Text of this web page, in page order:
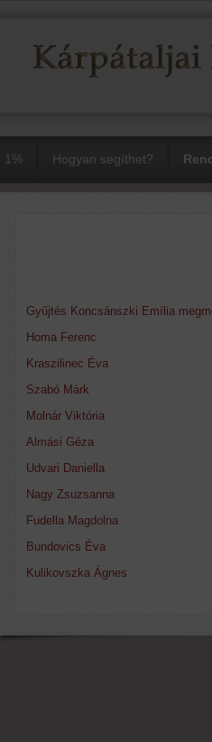
1% Hogyan segíthet?
Gyűjtés Koncsánszki Emília
Homa Ferenc
Kraszilinec Éva
Szabó Márk
Molnár Viktória
Almási Géza
Udvari Daniella
Nagy Zsuzsanna
Fudella Magdolna
Bundovics Éva
Kulikovszka Ágnes